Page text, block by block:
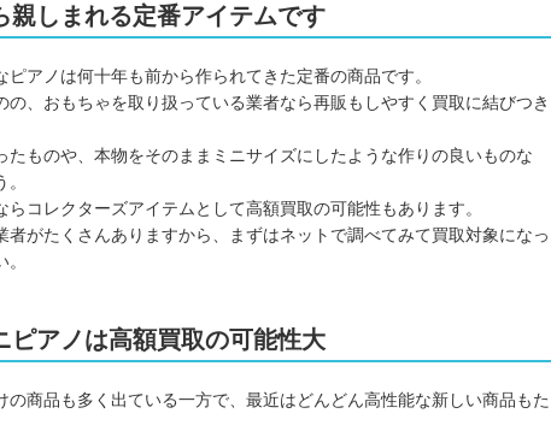
親しまれる定番アイテムです
アノは何十年も前から作られてきた定番の商品です。
、おもちゃを取り扱っている業者なら再販もしやすく買取に結びつき
たものや、本物をそのままミニサイズにしたような作りの良いものな
コレクターズアイテムとして高額買取の可能性もあります。
がたくさんありますから、まずはネットで調べてみて買取対象になっ
ピアノは高額買取の可能性大
商品も多く出ている一方で、最近はどんどん高性能な新しい商品もた